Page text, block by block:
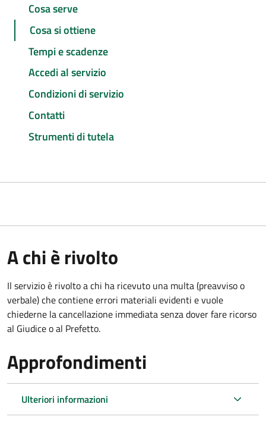
Cosa serve
Cosa si ottiene
Tempi e scadenze
Accedi al servizio
Condizioni di servizio
Contatti
Strumenti di tutela
A chi è rivolto
Il servizio è rivolto a chi ha ricevuto una multa (preavviso o
verbale) che contiene errori materiali evidenti e vuole
chiederne la cancellazione immediata senza dover fare ricorso
al Giudice o al Prefetto.
Approfondimenti
Ulteriori informazioni